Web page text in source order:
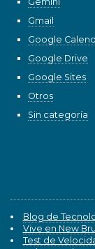
Gmail
Google
Google Drive
Google Sites
Otros
Sin categoría
Blog de
Vive en New
Test de